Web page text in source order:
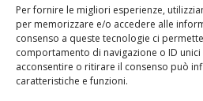
Per fornire le migliori esperienze,
per memorizzare e/o accedere alle
consenso a queste tecnologie ci
comportamento di navigazione o ID
acconsentire o ritirare il consenso può
caratteristiche e funzioni.
BMW Serie 4 F32/F33/F36
non è l'unico fattore
confermare che l'autoradio è la
NBT prima